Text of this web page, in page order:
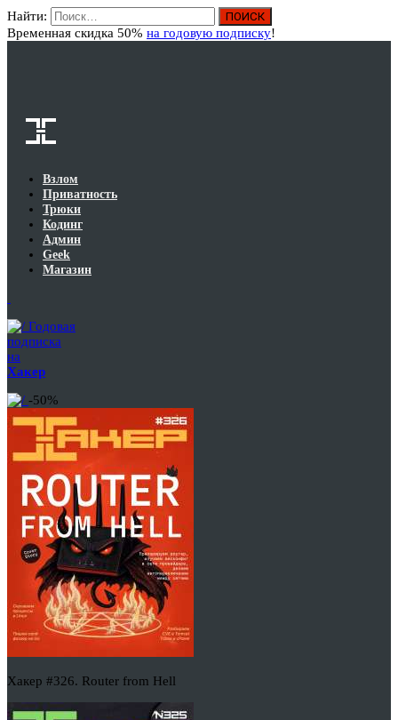
Найти:
Временная скидка 50% на годовую подписку!
Взлом
Приватность
Трюки
Кодинг
Админ
Geek
Магазин
Годовая
подписка
на
Хакер
-50%
Хакер #326. Router from Hell